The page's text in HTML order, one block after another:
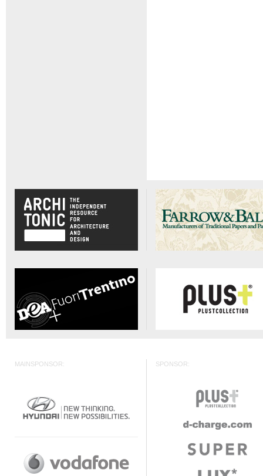
MAINSPONSOR: SPONSOR: